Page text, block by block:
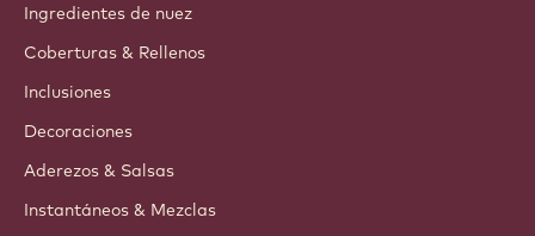
Ingredientes de nuez
Coberturas & Rellenos
Inclusiones
Decoraciones
Aderezos & Salsas
Instantáneos & Mezclas